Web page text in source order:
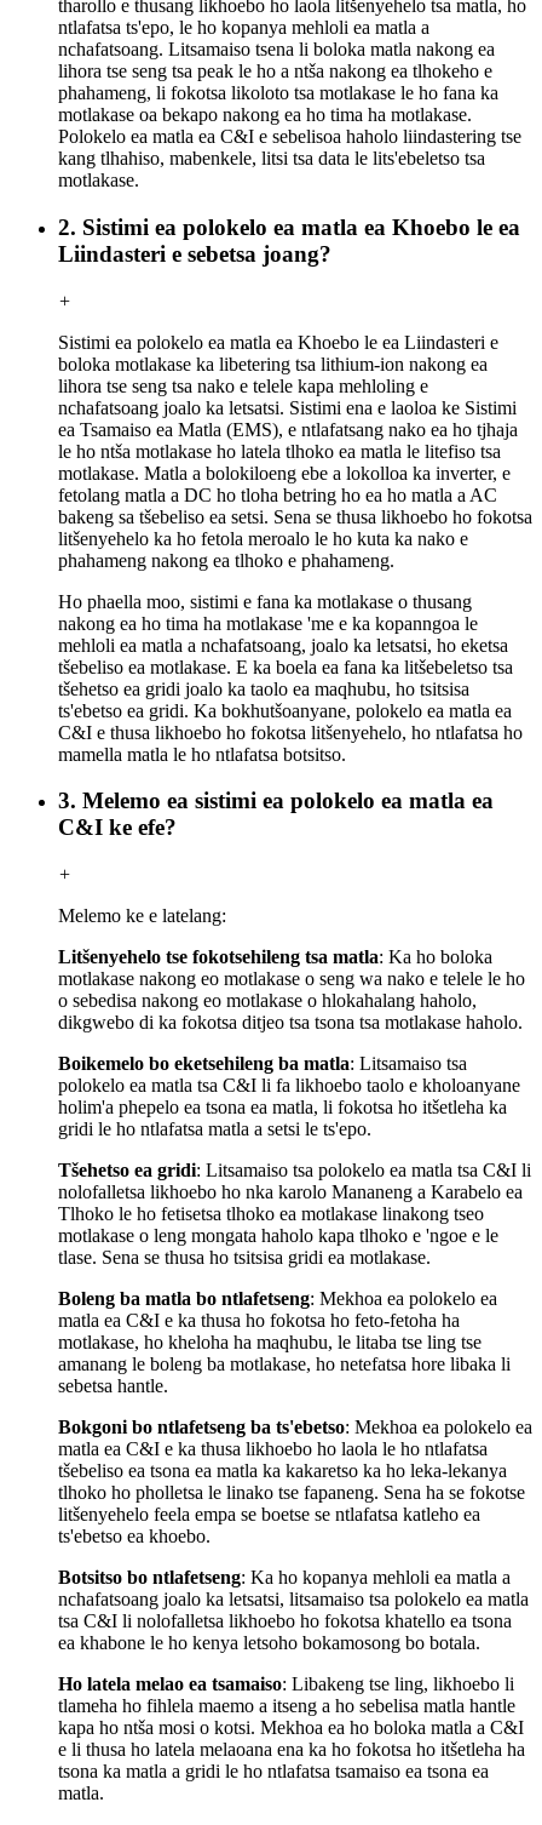
tharollo e thusang likhoebo ho laola litšenyehelo tsa matla, ho
ntlafatsa ts'epo, le ho kopanya mehloli ea matla a
nchafatsoang. Litsamaiso tsena li boloka matla nakong ea
lihora tse seng tsa peak le ho a ntša nakong ea tlhokeho e
phahameng, li fokotsa likoloto tsa motlakase le ho fana ka
motlakase oa bekapo nakong ea ho tima ha motlakase.
Polokelo ea matla ea C&I e sebelisoa haholo liindastering tse
kang tlhahiso, mabenkele, litsi tsa data le lits'ebeletso tsa
motlakase.
2. Sistimi ea polokelo ea matla ea Khoebo le ea
Liindasteri e sebetsa joang?
+
Sistimi ea polokelo ea matla ea Khoebo le ea Liindasteri e
boloka motlakase ka libetering tsa lithium-ion nakong ea
lihora tse seng tsa nako e telele kapa mehloling e
nchafatsoang joalo ka letsatsi. Sistimi ena e laoloa ke Sistimi
ea Tsamaiso ea Matla (EMS), e ntlafatsang nako ea ho tjhaja
le ho ntša motlakase ho latela tlhoko ea matla le litefiso tsa
motlakase. Matla a bolokiloeng ebe a lokolloa ka inverter, e
fetolang matla a DC ho tloha betring ho ea ho matla a AC
bakeng sa tšebeliso ea setsi. Sena se thusa likhoebo ho fokotsa
litšenyehelo ka ho fetola meroalo le ho kuta ka nako e
phahameng nakong ea tlhoko e phahameng.
Ho phaella moo, sistimi e fana ka motlakase o thusang
nakong ea ho tima ha motlakase 'me e ka kopanngoa le
mehloli ea matla a nchafatsoang, joalo ka letsatsi, ho eketsa
tšebeliso ea motlakase. E ka boela ea fana ka litšebeletso tsa
tšehetso ea gridi joalo ka taolo ea maqhubu, ho tsitsisa
ts'ebetso ea gridi. Ka bokhutšoanyane, polokelo ea matla ea
C&I e thusa likhoebo ho fokotsa litšenyehelo, ho ntlafatsa ho
mamella matla le ho ntlafatsa botsitso.
3. Melemo ea sistimi ea polokelo ea matla ea
C&I ke efe?
+
Melemo ke e latelang:
Litšenyehelo tse fokotsehileng tsa matla: Ka ho boloka
motlakase nakong eo motlakase o seng wa nako e telele le ho
o sebedisa nakong eo motlakase o hlokahalang haholo,
dikgwebo di ka fokotsa ditjeo tsa tsona tsa motlakase haholo.
Boikemelo bo eketsehileng ba matla: Litsamaiso tsa
polokelo ea matla tsa C&I li fa likhoebo taolo e kholoanyane
holim'a phepelo ea tsona ea matla, li fokotsa ho itšetleha ka
gridi le ho ntlafatsa matla a setsi le ts'epo.
Tšehetso ea gridi: Litsamaiso tsa polokelo ea matla tsa C&I li
nolofalletsa likhoebo ho nka karolo Mananeng a Karabelo ea
Tlhoko le ho fetisetsa tlhoko ea motlakase linakong tseo
motlakase o leng mongata haholo kapa tlhoko e 'ngoe e le
tlase. Sena se thusa ho tsitsisa gridi ea motlakase.
Boleng ba matla bo ntlafetseng: Mekhoa ea polokelo ea
matla ea C&I e ka thusa ho fokotsa ho feto-fetoha ha
motlakase, ho kheloha ha maqhubu, le litaba tse ling tse
amanang le boleng ba motlakase, ho netefatsa hore libaka li
sebetsa hantle.
Bokgoni bo ntlafetseng ba ts'ebetso: Mekhoa ea polokelo ea
matla ea C&I e ka thusa likhoebo ho laola le ho ntlafatsa
tšebeliso ea tsona ea matla ka kakaretso ka ho leka-lekanya
tlhoko ho pholletsa le linako tse fapaneng. Sena ha se fokotse
litšenyehelo feela empa se boetse se ntlafatsa katleho ea
ts'ebetso ea khoebo.
Botsitso bo ntlafetseng: Ka ho kopanya mehloli ea matla a
nchafatsoang joalo ka letsatsi, litsamaiso tsa polokelo ea matla
tsa C&I li nolofalletsa likhoebo ho fokotsa khatello ea tsona
ea khabone le ho kenya letsoho bokamosong bo botala.
Ho latela melao ea tsamaiso: Libakeng tse ling, likhoebo li
tlameha ho fihlela maemo a itseng a ho sebelisa matla hantle
kapa ho ntša mosi o kotsi. Mekhoa ea ho boloka matla a C&I
e li thusa ho latela melaoana ena ka ho fokotsa ho itšetleha ha
tsona ka matla a gridi le ho ntlafatsa tsamaiso ea tsona ea
matla.